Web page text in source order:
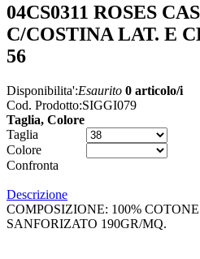
04CS0311 ROSES
C/COSTINA LAT. E
56
Disponibilita':Esaurito 0 articolo/i
Cod. Prodotto:SIGGI079
Taglia, Colore
Taglia
Colore
Confronta
Descrizione
COMPOSIZIONE: 100%
SANFORIZATO 190GR/MQ.